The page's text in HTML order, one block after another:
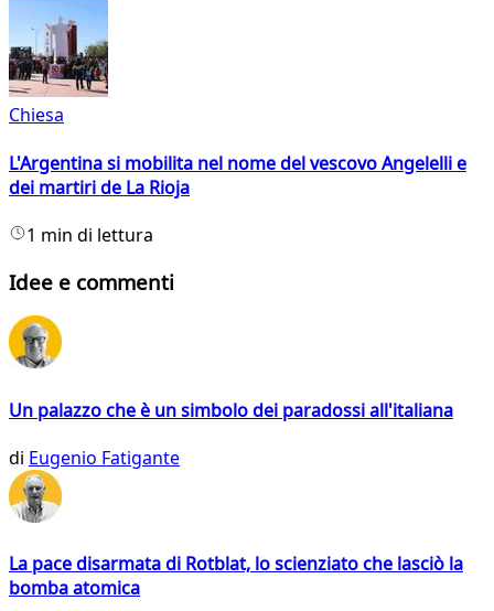
Chiesa
L'Argentina si mobilita nel nome del vescovo Angelelli e
dei martiri de La Rioja
1 min di lettura
Idee e commenti
Un palazzo che è un simbolo dei paradossi all'italiana
di Eugenio Fatigante
La pace disarmata di Rotblat, lo scienziato che lasciò la
bomba atomica